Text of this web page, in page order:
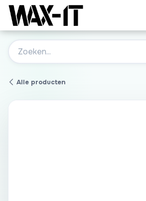
Overslaan naar inhoud
Alle producten